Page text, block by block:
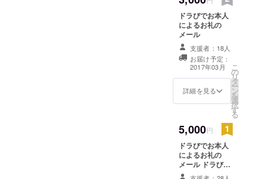
く楽器自体
から自分自
身の音楽専
用に一から
作り上げる
というコン
セプトによ
無似な世界
観を作り上
げている。
この「ド
ドラびでお本人
によるお礼の
メール
支援者：18人
お届け予定：
2017年03月
詳細を見る
こ
の
リ
タ
ー
ン
を
選
択
す
る
5,000円
ドラびでお本人
によるお礼の
メール ドラびで
おステッカー